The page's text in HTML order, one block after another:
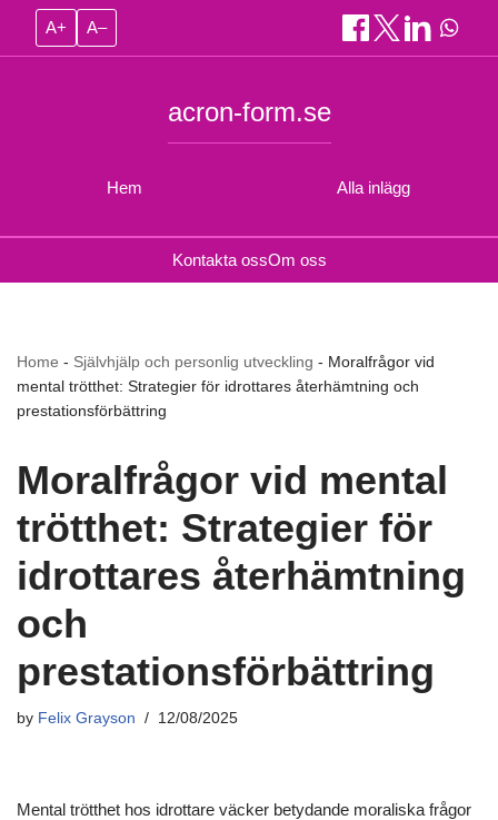
A+ A–
Hem
acron-form.se
Alla inlägg
Kontakta ossOm oss
Home - Självhjälp och personlig utveckling - Moralfrågor vid
mental trötthet: Strategier för idrottares återhämtning och
prestationsförbättring
Moralfrågor vid mental
trötthet: Strategier för
idrottares återhämtning
och
prestationsförbättring
by Felix Grayson 12/08/2025
Mental trötthet hos idrottare väcker betydande moraliska frågor